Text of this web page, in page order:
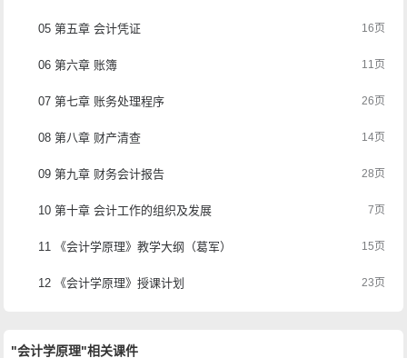
05 第五章 会计凭证 16页
06 第六章 账簿 11页
07 第七章 账务处理程序 26页
08 第八章 财产清查 14页
09 第九章 财务会计报告 28页
10 第十章 会计工作的组织及发展 7页
11 《会计学原理》教学大纲（葛军） 15页
12 《会计学原理》授课计划 23页
"会计学原理"相关课件